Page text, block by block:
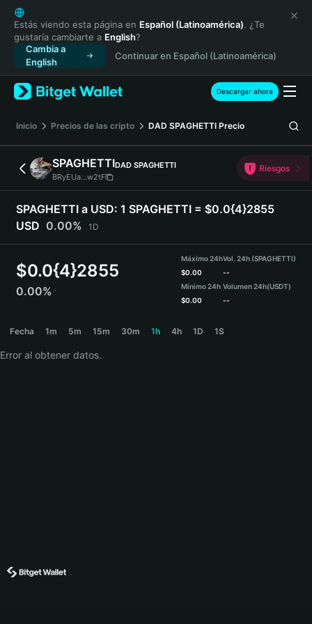
English
日本語
Tiếng Việt
Русский
Español (Latinoamérica)
Türkçe
Français
Deutsch
简体中文
繁體中文
Português (Portugal)
Bahasa Indonesia
ภาษาไทย
हिन्दी
Español
Português (Brasil)
Estás viendo esta página en Español (Latinoamérica). ¿Te
gustaría cambiarte a English?
Cambia a
English
Continuar en Español (Latinoamérica)
Descargar ahora
Inicio Precios de las cripto DAD SPAGHETTI Precio
SPAGHETTIDAD SPAGHETTI
BRyEUa...w2tF
Riesgos
SPAGHETTI a USD: 1 SPAGHETTI = $0.0{4}2855
USD 0.00% 1D
$0.0{4}2855
0.00%
Máximo 24h
$0.00
Mínimo 24h
$0.00
Vol. 24h (SPAGHETTI)
--
Volumen 24h(USDT)
--
Fecha 1m 5m 15m 30m 1h 4h 1D 1S
Error al obtener datos.